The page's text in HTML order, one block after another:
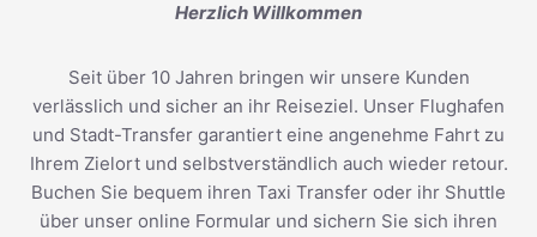
Herzlich Willkommen
Seit über 10 Jahren bringen wir unsere Kunden
verlässlich und sicher an ihr Reiseziel. Unser Flughafen
und Stadt-Transfer garantiert eine angenehme Fahrt zu
Ihrem Zielort und selbstverständlich auch wieder retour.
Buchen Sie bequem ihren Taxi Transfer oder ihr Shuttle
über unser online Formular und sichern Sie sich ihren